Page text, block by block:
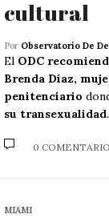
cultural
Por Observatorio De
El ODC
Brenda Díaz,
penitenciario
su transexualidad.
0
MIAMI